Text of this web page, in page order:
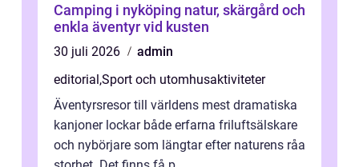
Camping i nyköping natur, skärgård och
enkla äventyr vid kusten
30 juli 2026
admin
editorial,Sport och utomhusaktiviteter
Äventyrsresor till världens mest dramatiska
kanjoner lockar både erfarna friluftsälskare
och nybörjare som längtar efter naturens råa